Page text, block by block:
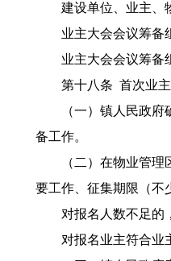
建设单位、业主、物
业主大会会议筹备组
业主大会会议筹备组
第十八条 首次业主
（一）镇人民政府确
备工作。
（二）在物业管理区
要工作、征集期限（不
对报名人数不足的，
对报名业主符合业主